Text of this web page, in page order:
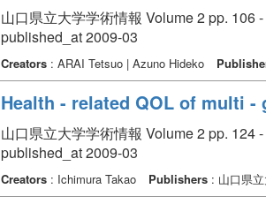
山口県立大学学術情報 Volume 2 pp. 106
published_at 2009-03
Creators: ARAI Tetsuo | Azuno Hideko
Health - related QOL of multi
山口県立大学学術情報 Volume 2 pp. 124
published_at 2009-03
Creators: Ichimura Takao Publishers: 山口県立